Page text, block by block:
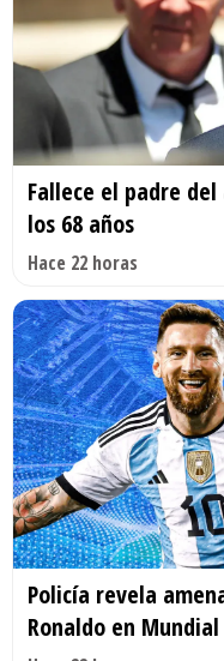
Fallece el padre
los 68 años
Hace 22 horas
Policía revela
Ronaldo en